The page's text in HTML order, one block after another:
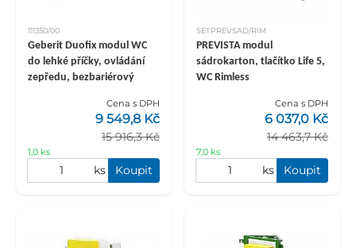
111350/00
Geberit Duofix modul WC
do lehké příčky, ovládání
zepředu, bezbariérový
Cena s DPH
15 916,3 Kč
9 549,8 Kč
1,0 ks
ks Koupit
SETPREVSAD/RIM
PREVISTA modul
sádrokarton, tlačítko Life 5,
WC Rimless
Cena s DPH
14 463,7 Kč
6 037,0 Kč
7,0 ks
ks Koupit